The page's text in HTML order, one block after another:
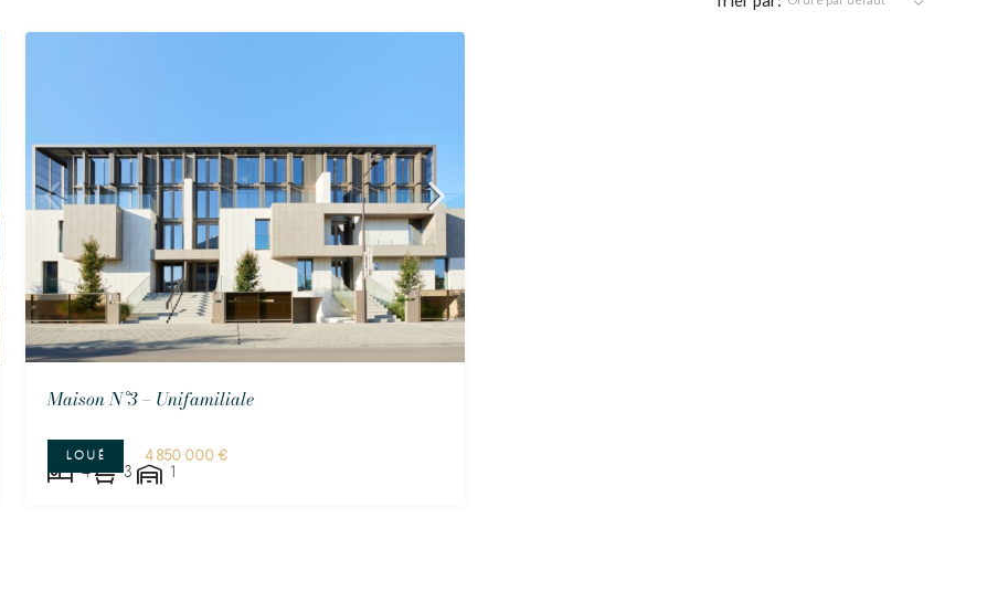
Maison N°3 – Unifamiliale
LOUÉ 4 850 000 €
4 3 1